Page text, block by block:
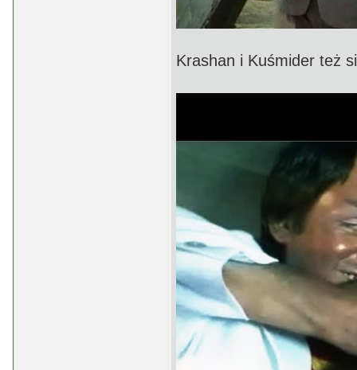
Krashan i Kuśmider też